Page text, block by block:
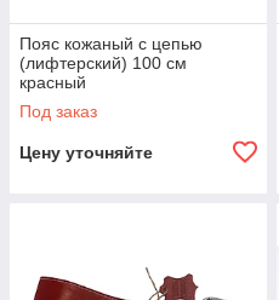
Пояс кожаный с цепью
(лифтерский) 100 см
красный
Под заказ
Цену уточняйте